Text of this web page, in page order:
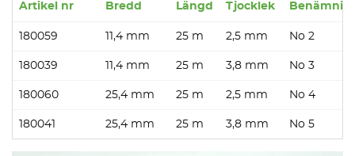
Artikel nr Bredd Längd Tjocklek
180059 11,4 mm 25 m 2,5 mm No 2
180039 11,4 mm 25 m 3,8 mm No 3
180060 25,4 mm 25 m 2,5 mm No 4
180041 25,4 mm 25 m 3,8 mm No 5